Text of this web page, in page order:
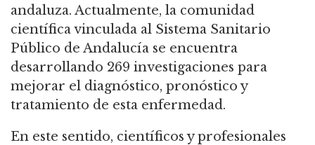
andaluza. Actualmente, la comunidad
científica vinculada al Sistema Sanitario
Público de Andalucía se encuentra
desarrollando 269 investigaciones para
mejorar el diagnóstico, pronóstico y
tratamiento de esta enfermedad.
En este sentido, científicos y profesionales